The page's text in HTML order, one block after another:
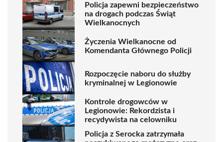
Policja zapewni bezpieczeństwo
na drogach podczas Świąt
Wielkanocnych
Życzenia Wielkanocne od
Komendanta Głównego Policji
Rozpoczęcie naboru do służby
kryminalnej w Legionowie
Kontrole drogowców w
Legionowie: Rekordzista i
recydywista na celowniku
Policja z Serocka zatrzymała